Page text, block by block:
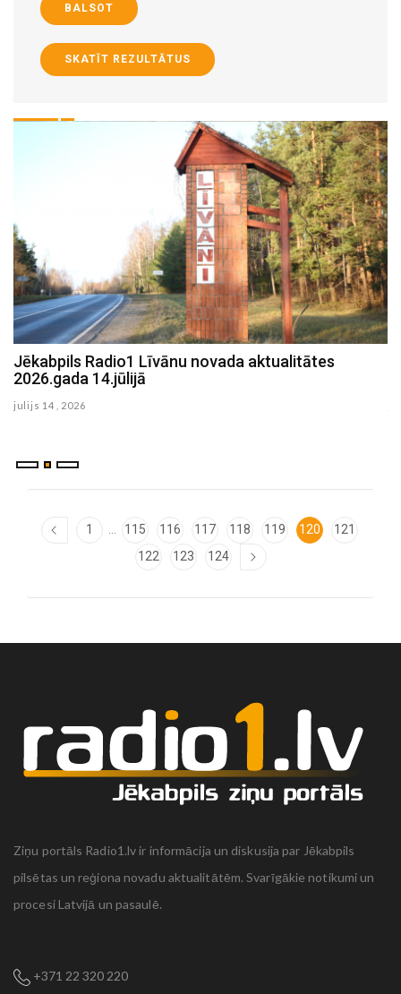
BALSOT
SKATĪT REZULTĀTUS
Jēkabpils Radio1 Līvānu novada aktualitātes
2026.gada 14.jūlijā
julijs 14 , 2026
Jēkabpils Radio1 Preiļu novada aktualitātes
2026.gada 8.jūlijā
julijs 08 , 2026
1 115 116 117 118 119 120
121
122
123 124
Ziņu portāls Radio1.lv ir informācija un diskusija par Jēkabpils
pilsētas un reģiona novadu aktualitātēm. Svarīgākie notikumi un
procesi Latvijā un pasaulē.
+371 22 320 220